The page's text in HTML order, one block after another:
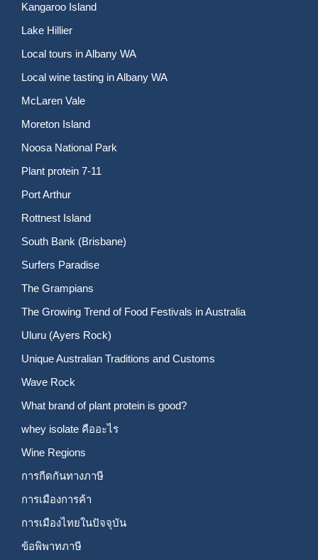
Kangaroo Island
Lake Hillier
Local tours in Albany WA
Local wine tasting in Albany WA
McLaren Vale
Moreton Island
Noosa National Park
Plant protein 7-11
Port Arthur
Rottnest Island
South Bank (Brisbane)
Surfers Paradise
The Grampians
The Growing Trend of Food Festivals in Australia
Uluru (Ayers Rock)
Unique Australian Traditions and Customs
Wave Rock
What brand of plant protein is good?
whey isolate คืออะไร
Wine Regions
การกีดกันทางภาษี
การเมืองการค้า
การเมืองไทยในปัจจุบัน
ข้อพิพาทภาษี